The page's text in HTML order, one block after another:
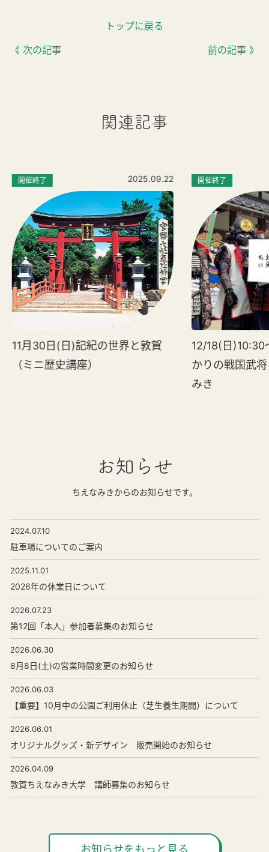
《 次の記事
トップに戻る
前の記事 》
関連記事
開催終了 2025.09.22
11月30日(日)記紀の世界と敦賀
（ミニ歴史講座）
開催終了
12/18(日
かりの戦国武
みき
お知らせ
ちえなみきからのお知らせです。
2024.07.10
駐車場についてのご案内
2025.11.01
2026年の休業日について
2026.07.23
第12回「本人」参加者募集のお知らせ
2026.06.30
8月8日(土)の営業時間変更のお知らせ
2026.06.03
【重要】10月中の公園ご利用休止（芝生養生期間）について
2026.06.01
オリジナルグッズ・新デザイン 販売開始のお知らせ
2026.04.09
敦賀ちえなみき大学 講師募集のお知らせ
お知らせをもっと見る